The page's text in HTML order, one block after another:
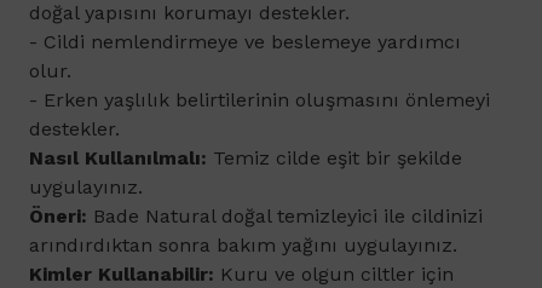
doğal yapısını korumayı destekler.
- Cildi nemlendirmeye ve beslemeye yardımcı
olur.
- Erken yaşlılık belirtilerinin oluşmasını önlemeyi
destekler.
Nasıl Kullanılmalı: Temiz cilde eşit bir şekilde
uygulayınız.
Öneri: Bade Natural doğal temizleyici ile cildinizi
arındırdıktan sonra bakım yağını uygulayınız.
Kimler Kullanabilir: Kuru ve olgun ciltler için